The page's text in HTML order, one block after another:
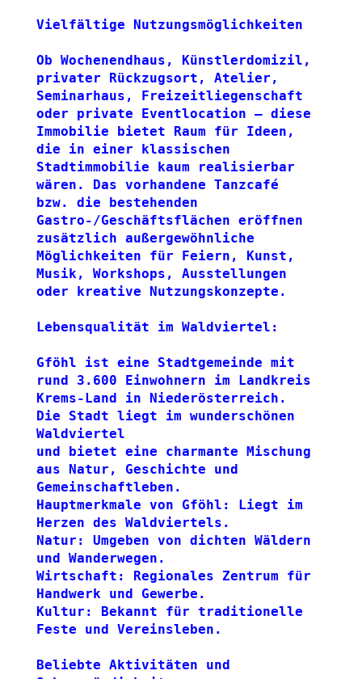
Vielfältige Nutzungsmöglichkeiten
Ob Wochenendhaus, Künstlerdomizil,
privater Rückzugsort, Atelier,
Seminarhaus, Freizeitliegenschaft
oder private Eventlocation – diese
Immobilie bietet Raum für Ideen,
die in einer klassischen
Stadtimmobilie kaum realisierbar
wären. Das vorhandene Tanzcafé
bzw. die bestehenden
Gastro-/Geschäftsflächen eröffnen
zusätzlich außergewöhnliche
Möglichkeiten für Feiern, Kunst,
Musik, Workshops, Ausstellungen
oder kreative Nutzungskonzepte.
Lebensqualität im Waldviertel:
Gföhl ist eine Stadtgemeinde mit
rund 3.600 Einwohnern im Landkreis
Krems-Land in Niederösterreich.
Die Stadt liegt im wunderschönen
Waldviertel
und bietet eine charmante Mischung
aus Natur, Geschichte und
Gemeinschaftleben.
Hauptmerkmale von Gföhl: Liegt im
Herzen des Waldviertels.
Natur: Umgeben von dichten Wäldern
und Wanderwegen.
Wirtschaft: Regionales Zentrum für
Handwerk und Gewerbe.
Kultur: Bekannt für traditionelle
Feste und Vereinsleben.
Beliebte Aktivitäten und